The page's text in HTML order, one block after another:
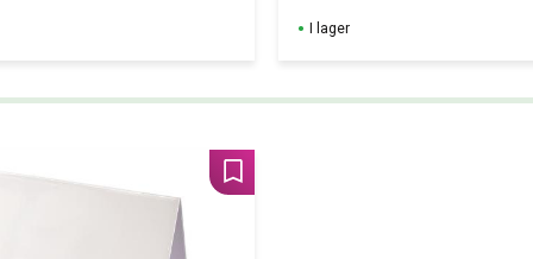
I lager
Lägg till i favoriter